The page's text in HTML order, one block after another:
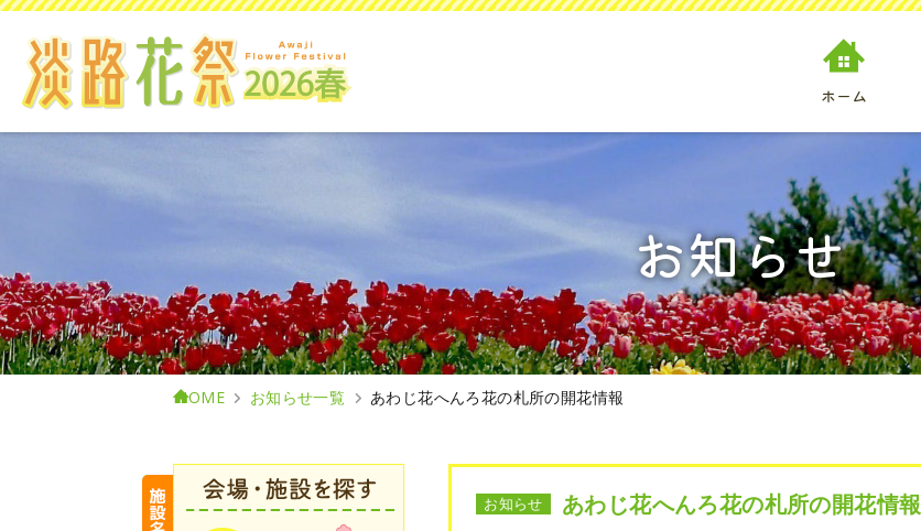
ホーム
お知らせ
HOME お知らせ一覧 あわじ花へんろ花の札所の開花情報
お知らせ あわじ花へんろ花の札所の開花情報